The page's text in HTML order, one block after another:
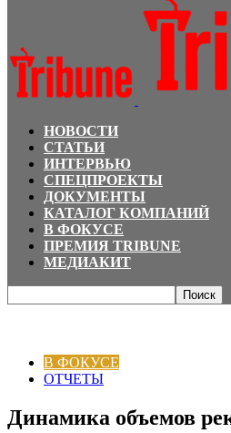
НОВОСТИ
СТАТЬИ
ИНТЕРВЬЮ
СПЕЦПРОЕКТЫ
ДОКУМЕНТЫ
КАТАЛОГ КОМПАНИЙ
В ФОКУСЕ
ПРЕМИЯ TRIBUNE
МЕДИАКИТ
В ФОКУСЕ
ОТЧЕТЫ
Динамика объемов